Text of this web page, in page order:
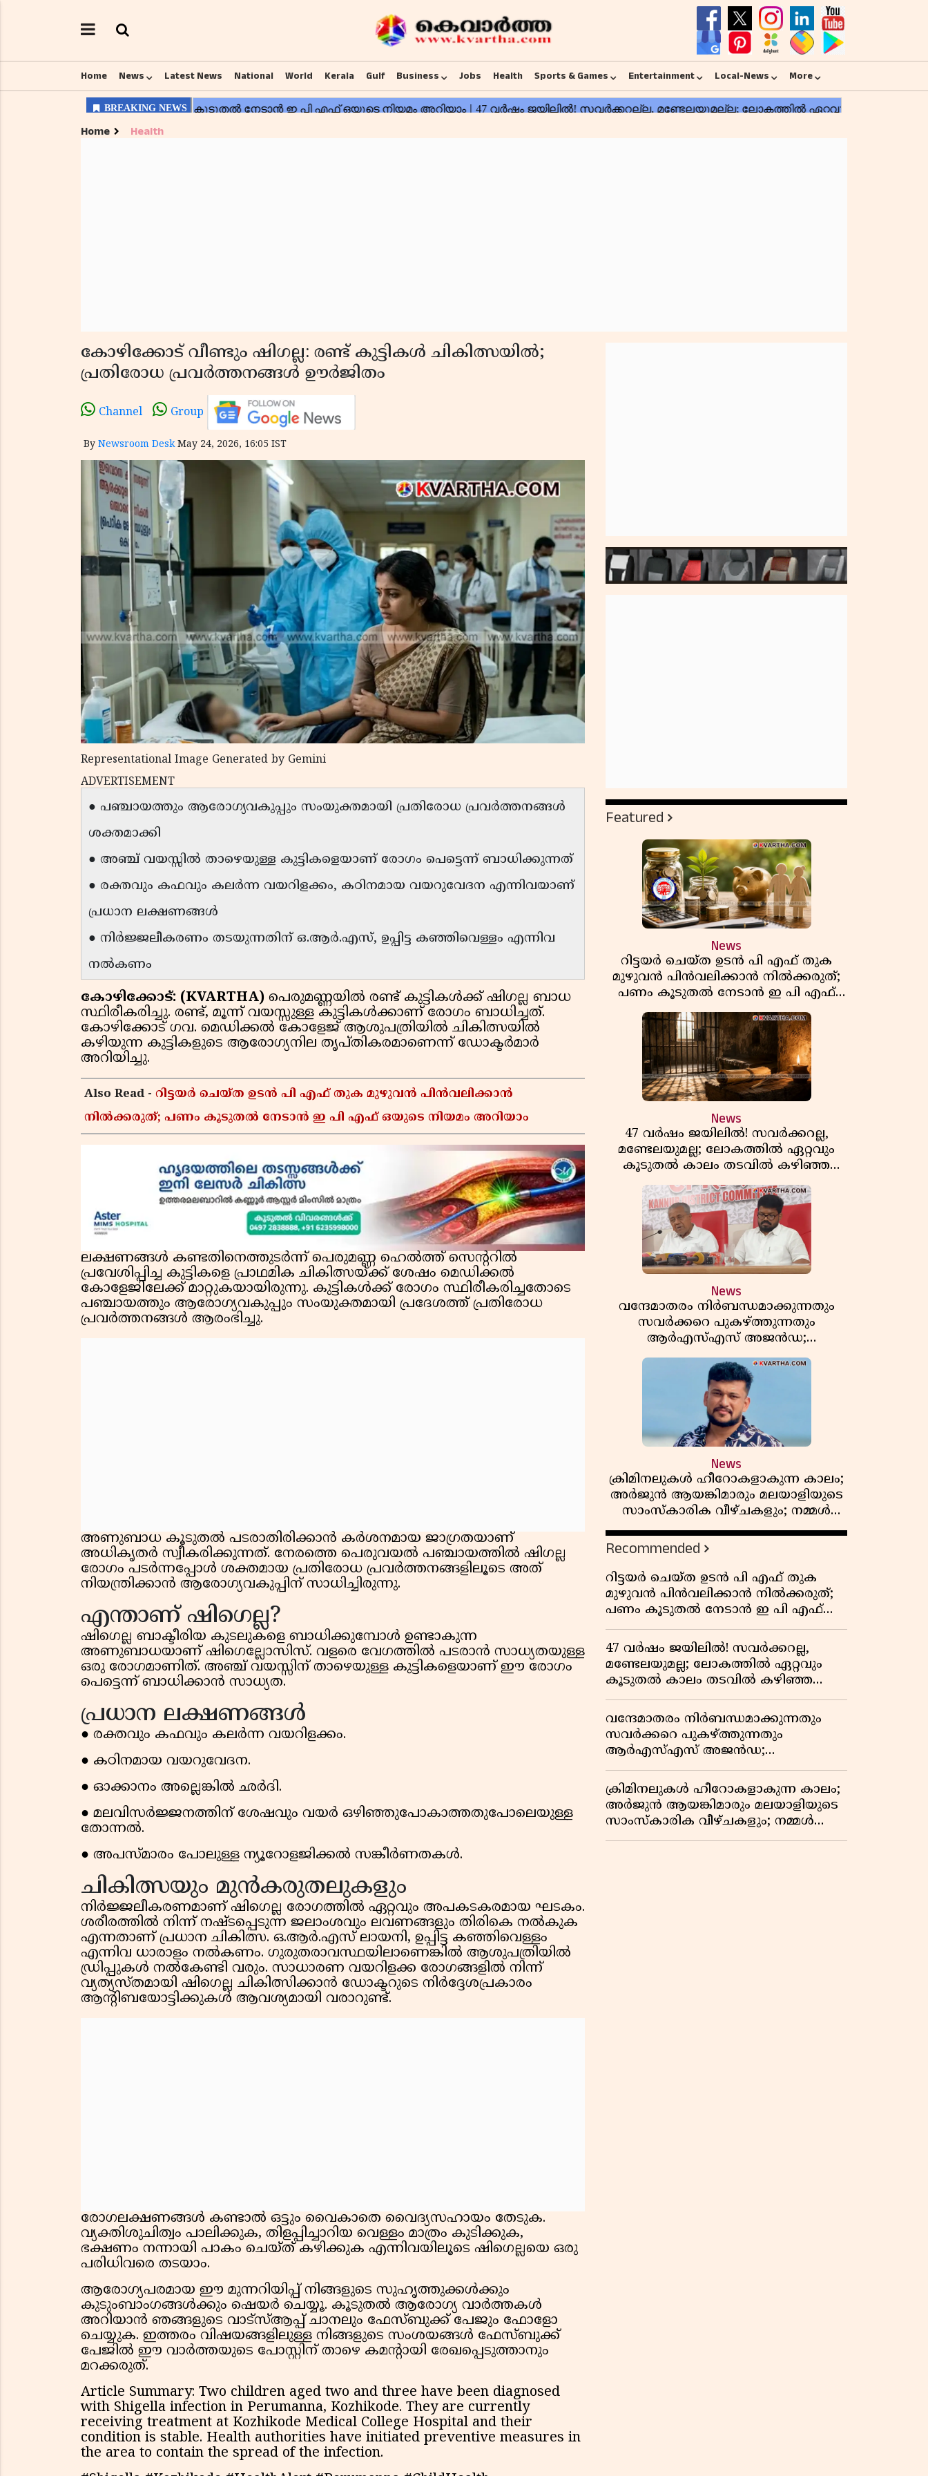
Home News Latest News National World Kerala Gulf Business Jobs Health Sports & Games Entertainment Local-News More
Home Health
കോഴിക്കോട് വീണ്ടും ഷിഗല്ല: രണ്ട് കുട്ടികൾ ചികിത്സയിൽ;
പ്രതിരോധ പ്രവർത്തനങ്ങൾ ഊർജിതം
Channel Group
By Newsroom Desk May 24, 2026, 16:05 IST
Representational Image Generated by Gemini
ADVERTISEMENT
● പഞ്ചായത്തും ആരോഗ്യവകുപ്പും സംയുക്തമായി പ്രതിരോധ പ്രവർത്തനങ്ങൾ
ശക്തമാക്കി
● അഞ്ച് വയസ്സിൽ താഴെയുള്ള കുട്ടികളെയാണ് രോഗം പെട്ടെന്ന് ബാധിക്കുന്നത്
● രക്തവും കഫവും കലർന്ന വയറിളക്കം, കഠിനമായ വയറുവേദന എന്നിവയാണ്
പ്രധാന ലക്ഷണങ്ങൾ
● നിർജ്ജലീകരണം തടയുന്നതിന് ഒ.ആർ.എസ്, ഉപ്പിട്ട കഞ്ഞിവെള്ളം എന്നിവ
നൽകണം
കോഴിക്കോട്: (KVARTHA) പെരുമണ്ണയിൽ രണ്ട് കുട്ടികൾക്ക് ഷിഗല്ല ബാധ
സ്ഥിരീകരിച്ചു. രണ്ട്, മൂന്ന് വയസ്സുള്ള കുട്ടികൾക്കാണ് രോഗം ബാധിച്ചത്.
കോഴിക്കോട് ഗവ. മെഡിക്കൽ കോളേജ് ആശുപത്രിയിൽ ചികിത്സയിൽ
കഴിയുന്ന കുട്ടികളുടെ ആരോഗ്യനില തൃപ്തികരമാണെന്ന് ഡോക്ടർമാർ
അറിയിച്ചു.
Also Read - റിട്ടയർ ചെയ്ത ഉടൻ പി എഫ് തുക മുഴുവൻ പിൻവലിക്കാൻ
നിൽക്കരുത്; പണം കൂടുതൽ നേടാൻ ഇ പി എഫ് ഒയുടെ നിയമം അറിയാം
ലക്ഷണങ്ങൾ കണ്ടതിനെത്തുടർന്ന് പെരുമണ്ണ ഹെൽത്ത് സെന്ററിൽ
പ്രവേശിപ്പിച്ച കുട്ടികളെ പ്രാഥമിക ചികിത്സയ്ക്ക് ശേഷം മെഡിക്കൽ
കോളേജിലേക്ക് മാറ്റുകയായിരുന്നു. കുട്ടികൾക്ക് രോഗം സ്ഥിരീകരിച്ചതോടെ
പഞ്ചായത്തും ആരോഗ്യവകുപ്പും സംയുക്തമായി പ്രദേശത്ത് പ്രതിരോധ
പ്രവർത്തനങ്ങൾ ആരംഭിച്ചു.
അണുബാധ കൂടുതൽ പടരാതിരിക്കാൻ കർശനമായ ജാഗ്രതയാണ്
അധികൃതർ സ്വീകരിക്കുന്നത്. നേരത്തെ പെരുവയൽ പഞ്ചായത്തിൽ ഷിഗല്ല
രോഗം പടർന്നപ്പോൾ ശക്തമായ പ്രതിരോധ പ്രവർത്തനങ്ങളിലൂടെ അത്
നിയന്ത്രിക്കാൻ ആരോഗ്യവകുപ്പിന് സാധിച്ചിരുന്നു.
എന്താണ് ഷിഗെല്ല?
ഷിഗെല്ല ബാക്ടീരിയ കുടലുകളെ ബാധിക്കുമ്പോൾ ഉണ്ടാകുന്ന
അണുബാധയാണ് ഷിഗെല്ലോസിസ്. വളരെ വേഗത്തിൽ പടരാൻ സാധ്യതയുള്ള
ഒരു രോഗമാണിത്. അഞ്ച് വയസ്സിന് താഴെയുള്ള കുട്ടികളെയാണ് ഈ രോഗം
പെട്ടെന്ന് ബാധിക്കാൻ സാധ്യത.
പ്രധാന ലക്ഷണങ്ങൾ
● രക്തവും കഫവും കലർന്ന വയറിളക്കം.
● കഠിനമായ വയറുവേദന.
● ഓക്കാനം അല്ലെങ്കിൽ ഛർദി.
● മലവിസർജ്ജനത്തിന് ശേഷവും വയർ ഒഴിഞ്ഞുപോകാത്തതുപോലെയുള്ള
തോന്നൽ.
● അപസ്മാരം പോലുള്ള ന്യൂറോളജിക്കൽ സങ്കീർണതകൾ.
ചികിത്സയും മുൻകരുതലുകളും
നിർജ്ജലീകരണമാണ് ഷിഗെല്ല രോഗത്തിൽ ഏറ്റവും അപകടകരമായ ഘടകം.
ശരീരത്തിൽ നിന്ന് നഷ്ടപ്പെടുന്ന ജലാംശവും ലവണങ്ങളും തിരികെ നൽകുക
എന്നതാണ് പ്രധാന ചികിത്സ. ഒ.ആർ.എസ് ലായനി, ഉപ്പിട്ട കഞ്ഞിവെള്ളം
എന്നിവ ധാരാളം നൽകണം. ഗുരുതരാവസ്ഥയിലാണെങ്കിൽ ആശുപത്രിയിൽ
ഡ്രിപ്പുകൾ നൽകേണ്ടി വരും. സാധാരണ വയറിളക്ക രോഗങ്ങളിൽ നിന്ന്
വ്യത്യസ്തമായി ഷിഗെല്ല ചികിത്സിക്കാൻ ഡോക്ടറുടെ നിർദ്ദേശപ്രകാരം
ആന്റിബയോട്ടിക്കുകൾ ആവശ്യമായി വരാറുണ്ട്.
രോഗലക്ഷണങ്ങൾ കണ്ടാൽ ഒട്ടും വൈകാതെ വൈദ്യസഹായം തേടുക.
വ്യക്തിശുചിത്വം പാലിക്കുക, തിളപ്പിച്ചാറിയ വെള്ളം മാത്രം കുടിക്കുക,
ഭക്ഷണം നന്നായി പാകം ചെയ്ത് കഴിക്കുക എന്നിവയിലൂടെ ഷിഗെല്ലയെ ഒരു
പരിധിവരെ തടയാം.
ആരോഗ്യപരമായ ഈ മുന്നറിയിപ്പ് നിങ്ങളുടെ സുഹൃത്തുക്കൾക്കും
കുടുംബാംഗങ്ങൾക്കും ഷെയർ ചെയ്യൂ. കൂടുതൽ ആരോഗ്യ വാർത്തകൾ
അറിയാൻ ഞങ്ങളുടെ വാട്സ്ആപ്പ് ചാനലും ഫേസ്ബുക്ക് പേജും ഫോളോ
ചെയ്യുക. ഇത്തരം വിഷയങ്ങളിലുള്ള നിങ്ങളുടെ സംശയങ്ങൾ ഫേസ്ബുക്ക്
പേജിൽ ഈ വാർത്തയുടെ പോസ്റ്റിന് താഴെ കമന്റായി രേഖപ്പെടുത്താനും
മറക്കരുത്.
Article Summary: Two children aged two and three have been diagnosed
with Shigella infection in Perumanna, Kozhikode. They are currently
receiving treatment at Kozhikode Medical College Hospital and their
condition is stable. Health authorities have initiated preventive measures in
the area to contain the spread of the infection.
Featured
News
റിട്ടയർ ചെയ്ത ഉടൻ പി എഫ് തുക
മുഴുവൻ പിൻവലിക്കാൻ നിൽക്കരുത്;
പണം കൂടുതൽ നേടാൻ ഇ പി എഫ്
ഒയുടെ നിയമം അറിയാം
News
47 വർഷം ജയിലിൽ! സവർക്കറല്ല,
മണ്ടേലയുമല്ല; ലോകത്തിൽ ഏറ്റവും
കൂടുതൽ കാലം തടവിൽ കഴിഞ്ഞ
രാഷ്ട്രീയ തടവുകാരൻ ഇദ്ദേഹം! ഒരു
ഇന്ത്യൻ സ്വാതന്ത്ര്യസമര സേനാനിയുടെ
വേറിട്ട കഥ
News
വന്ദേമാതരം നിർബന്ധമാക്കുന്നതും
സവർക്കറെ പുകഴ്ത്തുന്നതും
ആർഎസ്എസ് അജൻഡ;
സർക്കാരിനെതിരെ പിണറായി വിജയൻ
News
ക്രിമിനലുകൾ ഹീറോകളാകുന്ന കാലം;
അർജുൻ ആയങ്കിമാരും മലയാളിയുടെ
സാംസ്കാരിക വീഴ്ചകളും; നമ്മൾ
എങ്ങോട്ടാണ് പോകുന്നത്
Recommended
റിട്ടയർ ചെയ്ത ഉടൻ പി എഫ് തുക
മുഴുവൻ പിൻവലിക്കാൻ നിൽക്കരുത്;
പണം കൂടുതൽ നേടാൻ ഇ പി എഫ്
ഒയുടെ നിയമം അറിയാം
47 വർഷം ജയിലിൽ! സവർക്കറല്ല,
മണ്ടേലയുമല്ല; ലോകത്തിൽ ഏറ്റവും
കൂടുതൽ കാലം തടവിൽ കഴിഞ്ഞ
രാഷ്ട്രീയ തടവുകാരൻ ഇദ്ദേഹം! ഒരു
ഇന്ത്യൻ സ്വാതന്ത്ര്യസമര സേനാനിയുടെ
വേറിട്ട കഥ
വന്ദേമാതരം നിർബന്ധമാക്കുന്നതും
സവർക്കറെ പുകഴ്ത്തുന്നതും
ആർഎസ്എസ് അജൻഡ;
സർക്കാരിനെതിരെ പിണറായി വിജയൻ
ക്രിമിനലുകൾ ഹീറോകളാകുന്ന കാലം;
അർജുൻ ആയങ്കിമാരും മലയാളിയുടെ
സാംസ്കാരിക വീഴ്ചകളും; നമ്മൾ
എങ്ങോട്ടാണ് പോകുന്നത്